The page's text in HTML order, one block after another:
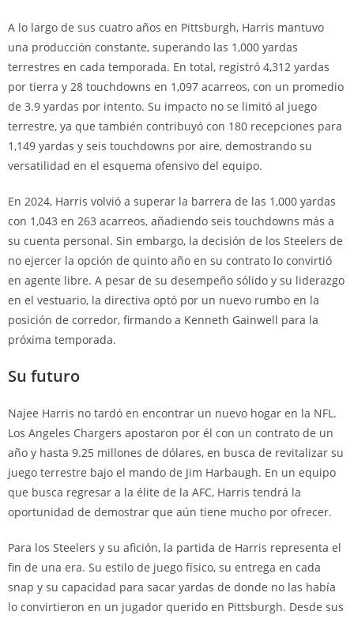
A lo largo de sus cuatro años en Pittsburgh, Harris mantuvo
una producción constante, superando las 1,000 yardas
terrestres en cada temporada. En total, registró 4,312 yardas
por tierra y 28 touchdowns en 1,097 acarreos, con un promedio
de 3.9 yardas por intento. Su impacto no se limitó al juego
terrestre, ya que también contribuyó con 180 recepciones para
1,149 yardas y seis touchdowns por aire, demostrando su
versatilidad en el esquema ofensivo del equipo.
En 2024, Harris volvió a superar la barrera de las 1,000 yardas
con 1,043 en 263 acarreos, añadiendo seis touchdowns más a
su cuenta personal. Sin embargo, la decisión de los Steelers de
no ejercer la opción de quinto año en su contrato lo convirtió
en agente libre. A pesar de su desempeño sólido y su liderazgo
en el vestuario, la directiva optó por un nuevo rumbo en la
posición de corredor, firmando a Kenneth Gainwell para la
próxima temporada.
Su futuro
Najee Harris no tardó en encontrar un nuevo hogar en la NFL.
Los Angeles Chargers apostaron por él con un contrato de un
año y hasta 9.25 millones de dólares, en busca de revitalizar su
juego terrestre bajo el mando de Jim Harbaugh. En un equipo
que busca regresar a la élite de la AFC, Harris tendrá la
oportunidad de demostrar que aún tiene mucho por ofrecer.
Para los Steelers y su afición, la partida de Harris representa el
fin de una era. Su estilo de juego físico, su entrega en cada
snap y su capacidad para sacar yardas de donde no las había
lo convirtieron en un jugador querido en Pittsburgh. Desde sus